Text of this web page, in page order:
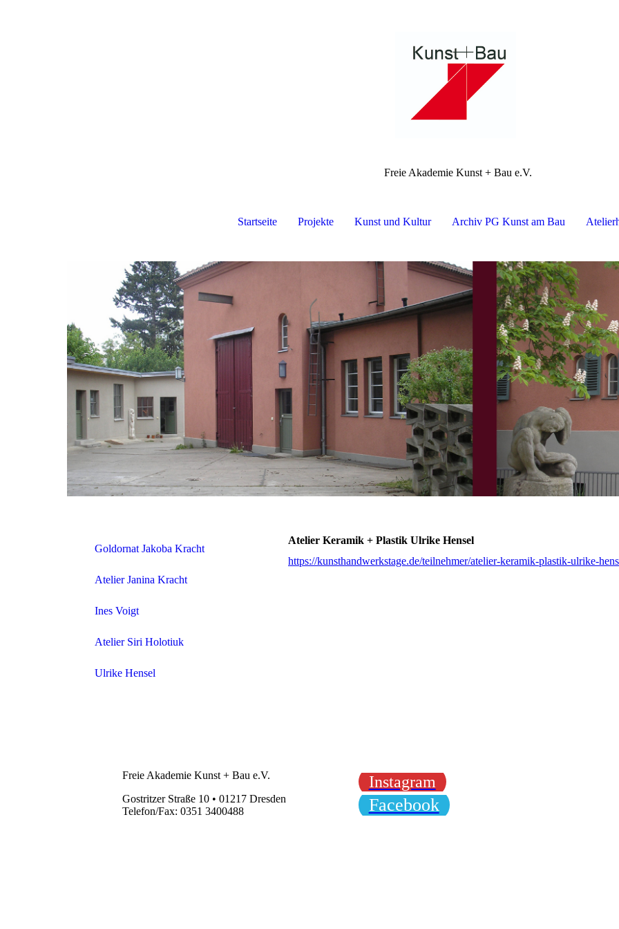
Freie Akademie Kunst + Bau e.V.
Startseite Projekte Kunst und Kultur Archiv PG Kunst am Bau
Goldornat Jakoba Kracht
Atelier Janina Kracht
Ines Voigt
Atelier Siri Holotiuk
Ulrike Hensel
Atelier Keramik + Plastik Ulrike Hensel
https://kunsthandwerkstage.de/teilnehmer/atelier-keramik-plastik-ulrike-
Freie Akademie Kunst + Bau e.V.
Gostritzer Straße 10 • 01217 Dresden
Telefon/Fax: 0351 3400488
Instagram
Facebook